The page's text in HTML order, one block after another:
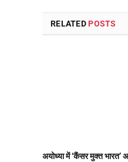
RELATED POSTS
अयोध्या में ‘कैंसर मुक्त भारत’